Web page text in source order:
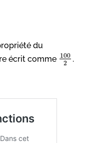
du
écrit comme 100
2
.